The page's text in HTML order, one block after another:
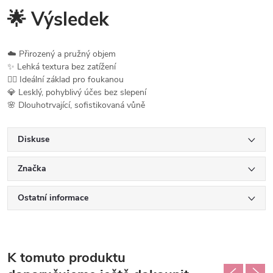
🌟 Výsledek
☁️ Přirozený a pružný objem
✨ Lehká textura bez zatížení
💆‍♀️ Ideální základ pro foukanou
💎 Lesklý, pohyblivý účes bez slepení
🌸 Dlouhotrvající, sofistikovaná vůně
Diskuse
Značka
Ostatní informace
K tomuto produktu